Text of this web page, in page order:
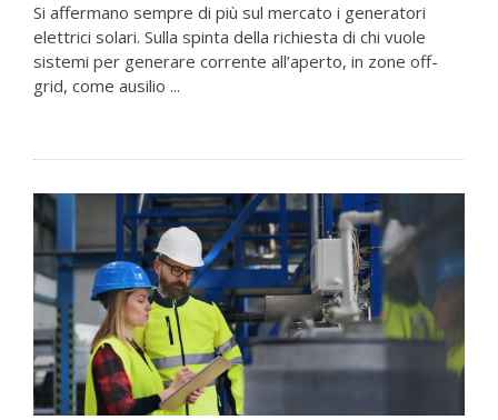
Si affermano sempre di più sul mercato i generatori
elettrici solari. Sulla spinta della richiesta di chi vuole
sistemi per generare corrente all’aperto, in zone off-
grid, come ausilio ...